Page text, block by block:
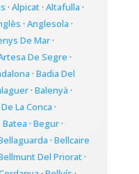
· Alpicat· Altafulla ·
· Anglesola ·
De Mar·
De Segre ·
· Badia Del
· Balenyà ·
La Conca ·
Batea · Begur·
· Bellcaire
Del Priorat·